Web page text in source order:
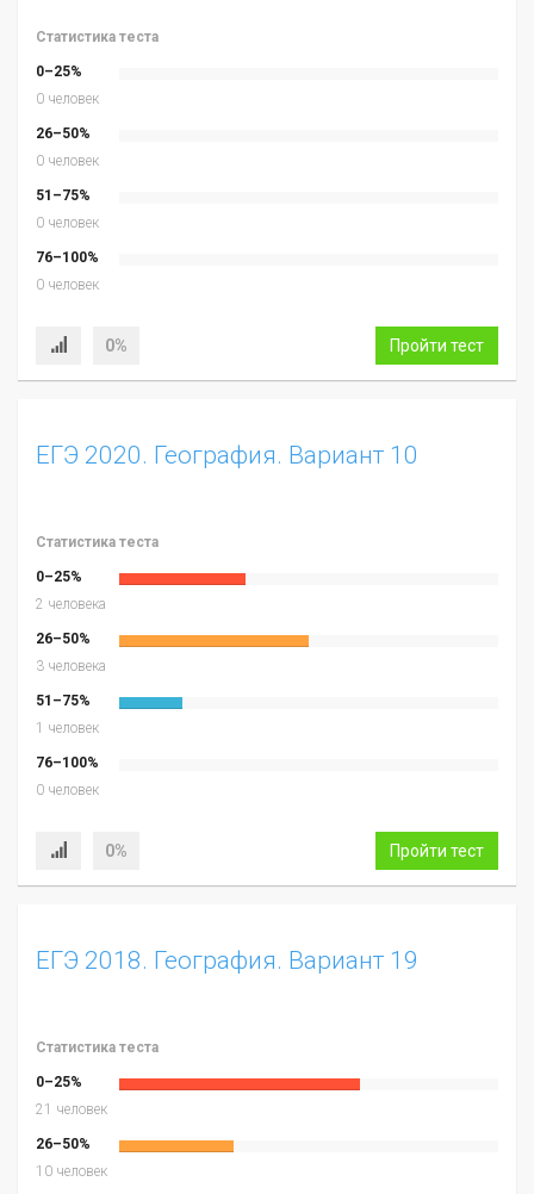
Статистика теста
0–25%
0 человек
26–50%
0 человек
51–75%
0 человек
76–100%
0 человек
0% Пройти тест
ЕГЭ 2020. География. Вариант 10
Статистика теста
0–25%
2 человека
26–50%
3 человека
51–75%
1 человек
76–100%
0 человек
0% Пройти тест
ЕГЭ 2018. География. Вариант 19
Статистика теста
0–25%
21 человек
26–50%
10 человек